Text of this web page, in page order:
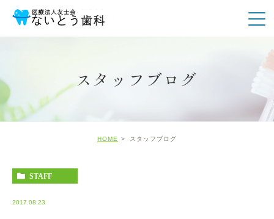
スタッフブログ
HOME スタッフブログ
STAFF
2017.08.23